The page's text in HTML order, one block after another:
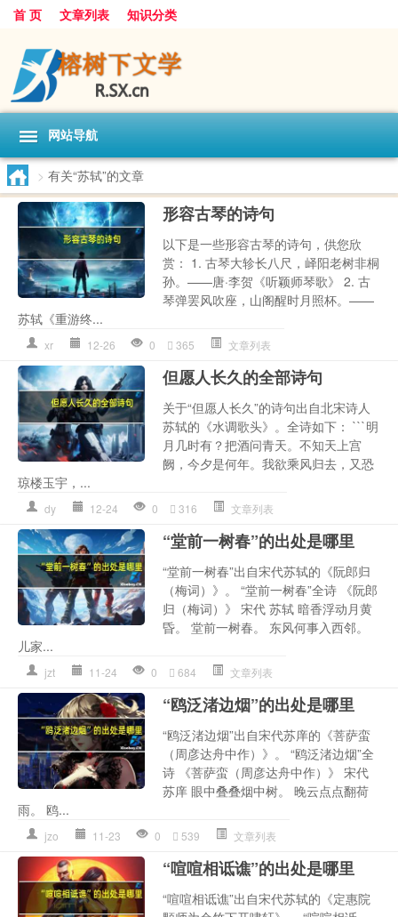
首 页 文章列表 知识分类
网站导航
> 有关“苏轼”的文章
形容古琴的诗句
以下是一些形容古琴的诗句，供您欣
赏： 1. 古琴大轸长八尺，峄阳老树非桐
孙。——唐·李贺《听颖师琴歌》 2. 古
琴弹罢风吹座，山阁醒时月照杯。——
苏轼《重游终...
xr 12-26 0 365 文章列表
但愿人长久的全部诗句
关于“但愿人长久”的诗句出自北宋诗人
苏轼的《水调歌头》。全诗如下： ```明
月几时有？把酒问青天。不知天上宫
阙，今夕是何年。我欲乘风归去，又恐
琼楼玉宇，...
dy 12-24 0 316 文章列表
“堂前一树春”的出处是哪里
“堂前一树春”出自宋代苏轼的《阮郎归
（梅词）》。 “堂前一树春”全诗 《阮郎
归（梅词）》 宋代 苏轼 暗香浮动月黄
昏。 堂前一树春。 东风何事入西邻。
儿家...
jzt 11-24 0 684 文章列表
“鸥泛渚边烟”的出处是哪里
“鸥泛渚边烟”出自宋代苏庠的《菩萨蛮
（周彦达舟中作）》。 “鸥泛渚边烟”全
诗 《菩萨蛮（周彦达舟中作）》 宋代
苏庠 眼中叠叠烟中树。 晚云点点翻荷
雨。 鸥...
jzo 11-23 0 539 文章列表
“喧喧相诋谯”的出处是哪里
“喧喧相诋谯”出自宋代苏轼的《定惠院